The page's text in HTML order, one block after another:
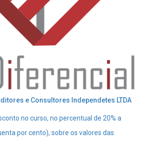
e Consultores Independetes LTDA
no curso, no percentual de 20% a
por cento), sobre os valores das